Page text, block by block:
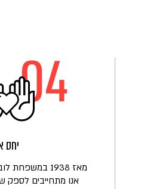
יחס
מאז 1938
אנו מתחייבים לספק